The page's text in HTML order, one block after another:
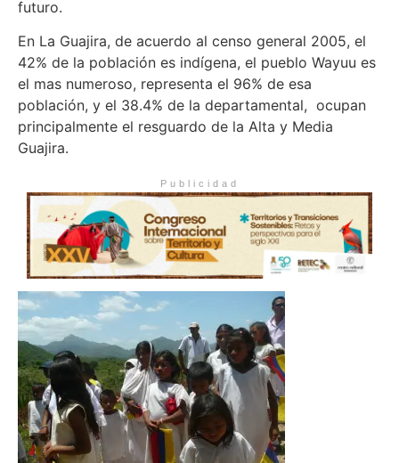
futuro.
En La Guajira, de acuerdo al censo general 2005, el
42% de la población es indígena, el pueblo Wayuu es
el mas numeroso, representa el 96% de esa
población, y el 38.4% de la departamental, ocupan
principalmente el resguardo de la Alta y Media
Guajira.
Publicidad